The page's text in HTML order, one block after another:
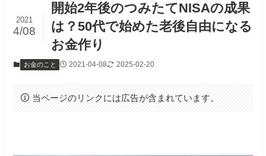
開始2年後のつみたてNISAの成果
は？50代で始めた老後自由になる
お金作り
2021
4/08
お金のこと 2021-04-08 2025-02-20
当ページのリンクには広告が含まれています。